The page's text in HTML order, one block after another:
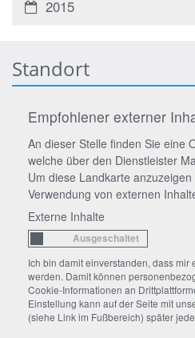
2015
Standort
Empfohlener externer
An dieser Stelle finden Sie eine
welche über den Dienstleister
Um diese Landkarte
Verwendung von externen
Externe Inhalte
Ich bin damit einverstanden, dass mir
werden. Damit können
Cookie-Informationen an
Einstellung kann auf der Seite mit
(siehe Link im Fußbereich) später